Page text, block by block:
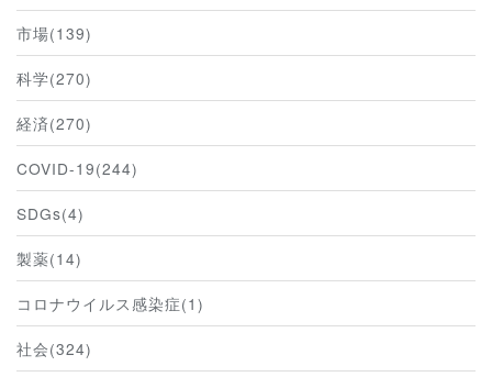
市場(139)
科学(270)
経済(270)
COVID-19(244)
SDGs(4)
製薬(14)
コロナウイルス感染症(1)
社会(324)